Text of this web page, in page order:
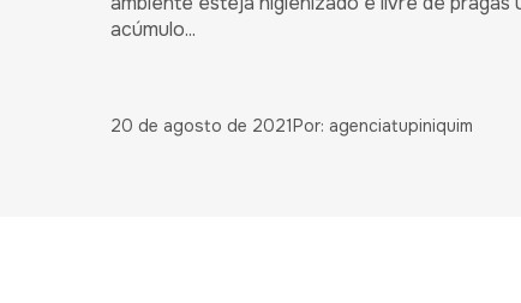
acúmulo...
20 de agosto de 2021 Por: agenciatupiniquim